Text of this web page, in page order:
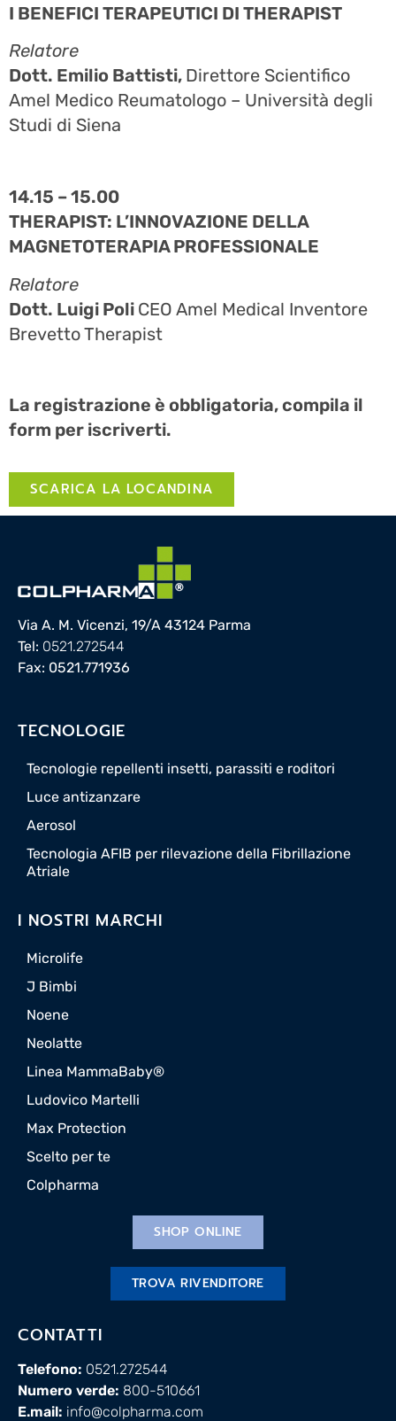
I BENEFICI TERAPEUTICI DI THERAPIST
Relatore
Dott. Emilio Battisti, Direttore Scientifico
Amel Medico Reumatologo – Università degli
Studi di Siena
14.15 – 15.00
THERAPIST: L’INNOVAZIONE DELLA
MAGNETOTERAPIA PROFESSIONALE
Relatore
Dott. Luigi Poli CEO Amel Medical Inventore
Brevetto Therapist
La registrazione è obbligatoria, compila il
form per iscriverti.
SCARICA LA LOCANDINA
Via A. M. Vicenzi, 19/A 43124 Parma
Tel: 0521.272544
Fax: 0521.771936
TECNOLOGIE
Tecnologie repellenti insetti, parassiti e roditori
Luce antizanzare
Aerosol
Tecnologia AFIB per rilevazione della Fibrillazione
Atriale
I NOSTRI MARCHI
Microlife
J Bimbi
Noene
Neolatte
Linea MammaBaby®
Ludovico Martelli
Max Protection
Scelto per te
Colpharma
SHOP ONLINE
TROVA RIVENDITORE
CONTATTI
Telefono: 0521.272544
Numero verde: 800-510661
E.mail: info@colpharma.com